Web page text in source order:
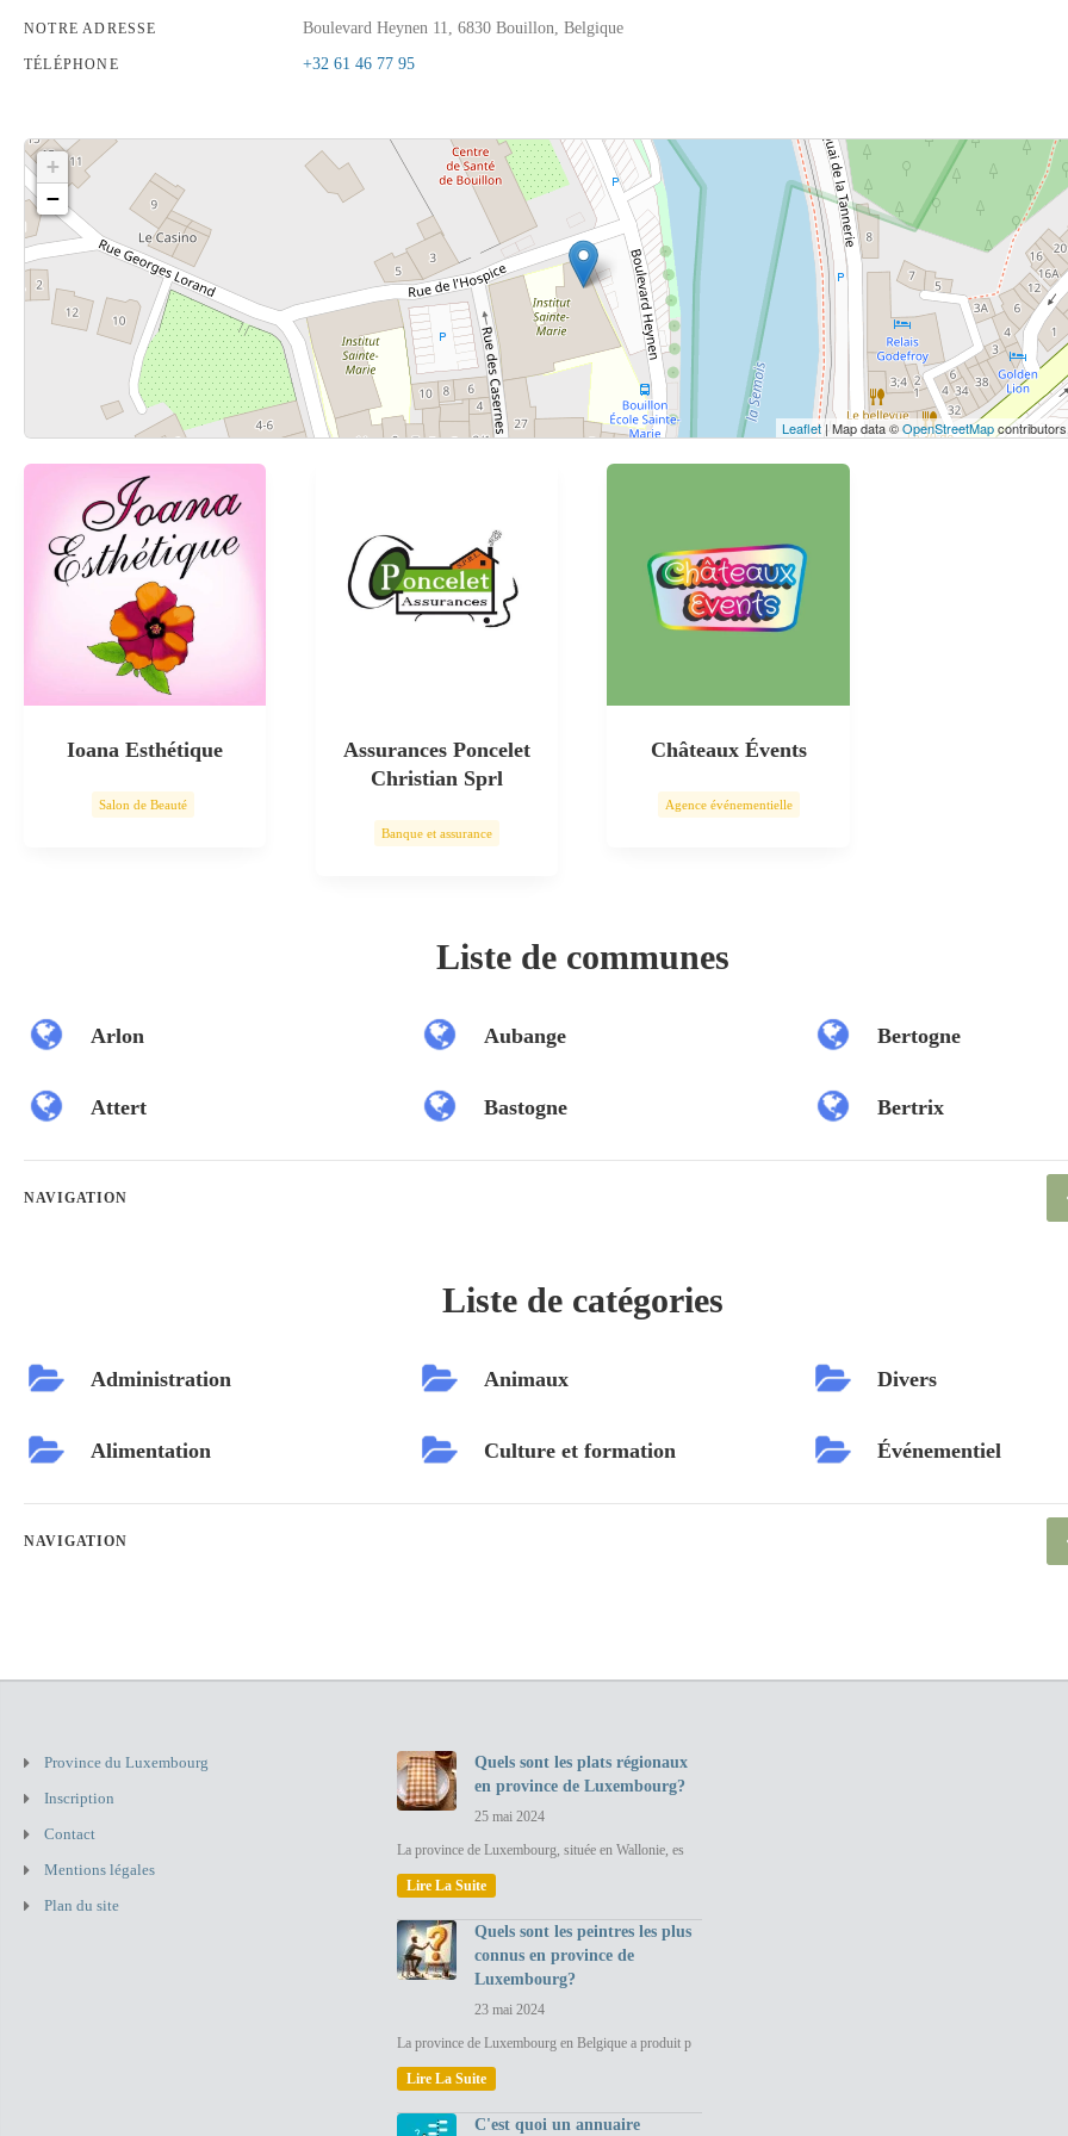
NOTRE ADRESSE Boulevard Heynen 11, 6830 Bouillon, Belgique
TÉLÉPHONE +32 61 46 77 95
Cliquez sur le bouton pour afficher la carte.
Voir la carte
+
−
Leaflet| Map data ©OpenStreetMapcontributors,
Ioana Esthétique
Salon de Beauté
Assurances Poncelet
Christian Sprl
Banque et assurance
Châteaux Évents
Agence événementielle
Liste de communes
Arlon
Attert
Aubange
Bastogne
Bertogne
Bertrix
NAVIGATION
Liste de catégories
Administration
Alimentation
Animaux
Culture et formation
Divers
Événementiel
NAVIGATION
Province du Luxembourg
Inscription
Contact
Mentions légales
Plan du site
Quels sont les plats régionaux
en province de Luxembourg?
25 mai 2024
La province de Luxembourg, située en Wallonie, es
Lire La Suite
Quels sont les peintres les plus
connus en province de
Luxembourg?
23 mai 2024
La province de Luxembourg en Belgique a produit p
Lire La Suite
C'est quoi un annuaire